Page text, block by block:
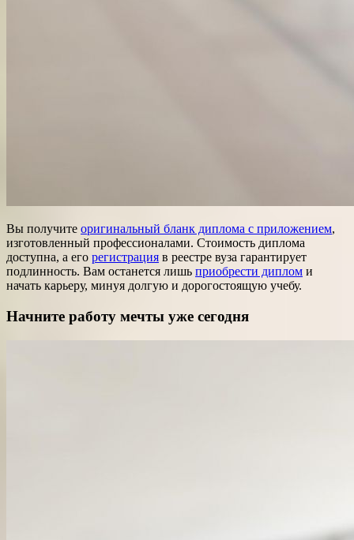
Вы получите оригинальный бланк диплома с приложением,
изготовленный профессионалами. Стоимость диплома
доступна, а его регистрация в реестре вуза гарантирует
подлинность. Вам останется лишь приобрести диплом и
начать карьеру, минуя долгую и дорогостоящую учебу.
Начните работу мечты уже сегодня